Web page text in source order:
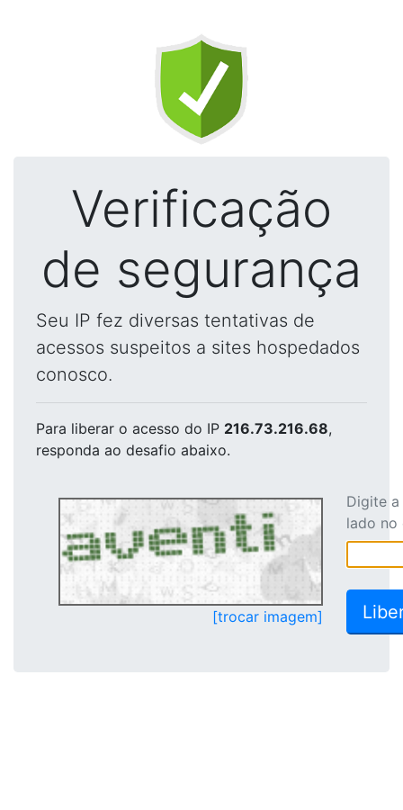
Verificação
de segurança
Seu IP fez diversas tentativas de
acessos suspeitos a sites hospedados
conosco.
Para liberar o acesso do IP 216.73.216.68,
responda ao desafio abaixo.
[trocar imagem]
Digite
lado no